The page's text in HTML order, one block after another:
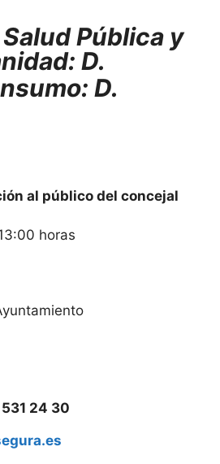
Pública y
D.
D.
al público del concejal
horas
24 30